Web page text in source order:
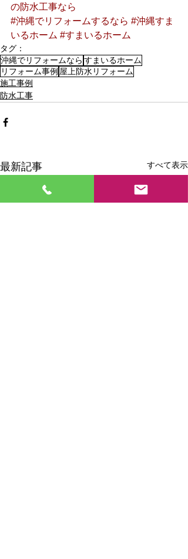
の防水工事なら
#沖縄でリフォームするなら #沖縄すま
いるホーム #すまいるホーム
タグ：
沖縄でリフォームなら すまいるホーム
リフォーム事例 屋上防水リフォーム
施工事例
防水工事
最新記事 すべて表示